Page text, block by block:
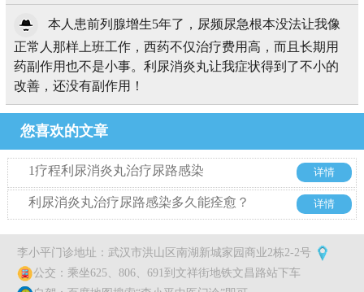
本人患前列腺增生5年了，尿频尿急根本没法让我像
正常人那样上班工作，西药不仅治疗费用高，而且长期用
药副作用也不是小事。利尿消炎丸让我症状得到了不小的
改善，还没有副作用！
您喜欢的文章
1疗程利尿消炎丸治疗尿路感染 详情
利尿消炎丸治疗尿路感染多久能痊愈？ 详情
李小平门诊地址：武汉市洪山区南湖新城家园商业2栋2-2号
公交：乘坐625、806、691到文祥街地铁文昌路站下车